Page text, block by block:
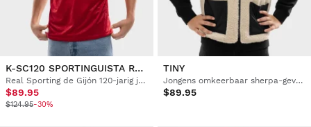
K-SC120 SPORTINGUISTA RED
Real Sporting de Gijón 120-jarig jubilieum poloshirt kids
$89.95
$124.95-30%
TINY
Jongens omkeerbaar sherpa-gevoerd vest
$89.95